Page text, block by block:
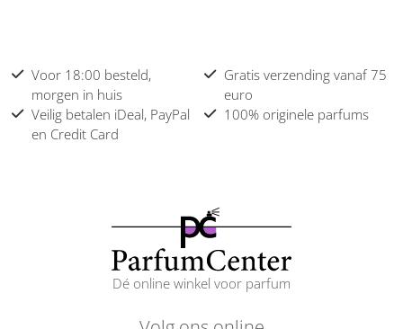
Voor 18:00 besteld,
morgen in huis
Gratis verzending vanaf 75
euro
Veilig betalen iDeal, PayPal
en Credit Card
100% originele parfums
Dé online winkel voor parfum